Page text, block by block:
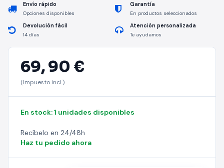
Envío rápido
Opciones disponibles
Garantía
En productos seleccionados
Devolución fácil
14 días
Atención personalizada
Te ayudamos
69,90 €
(Impuesto incl.)
En stock: 1 unidades disponibles
Recíbelo en 24/48h
Haz tu pedido ahora